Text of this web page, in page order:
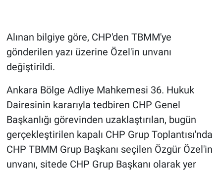
Alınan bilgiye göre, CHP'den TBMM'ye
gönderilen yazı üzerine Özel'in unvanı
değiştirildi.
Ankara Bölge Adliye Mahkemesi 36. Hukuk
Dairesinin kararıyla tedbiren CHP Genel
Başkanlığı görevinden uzaklaştırılan, bugün
gerçekleştirilen kapalı CHP Grup Toplantısı'nda
CHP TBMM Grup Başkanı seçilen Özgür Özel'in
unvanı, sitede CHP Grup Başkanı olarak yer